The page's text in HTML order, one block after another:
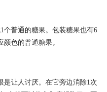
个普通的糖果。包装糖果也有6
色的普通糖果。
是让人讨厌。在它旁边消除1次